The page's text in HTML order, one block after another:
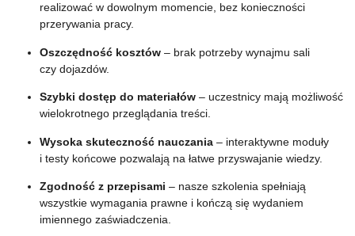
realizować w dowolnym momencie, bez konieczności
przerywania pracy.
Oszczędność kosztów – brak potrzeby wynajmu sali
czy dojazdów.
Szybki dostęp do materiałów – uczestnicy mają możliwość
wielokrotnego przeglądania treści.
Wysoka skuteczność nauczania – interaktywne moduły
i testy końcowe pozwalają na łatwe przyswajanie wiedzy.
Zgodność z przepisami – nasze szkolenia spełniają
wszystkie wymagania prawne i kończą się wydaniem
imiennego zaświadczenia.